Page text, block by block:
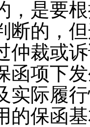
，是要
断的，
仲裁或
函项下
实际履
的保函